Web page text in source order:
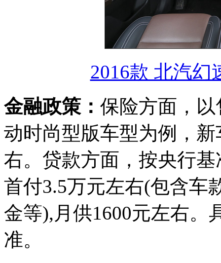
2016款 北汽幻
金融政策： 保险方面，以
动时尚型版车型为例，
右。贷款方面，按央行
首付3.5万元左右(包含车
金等),月供1600元左右。
准。